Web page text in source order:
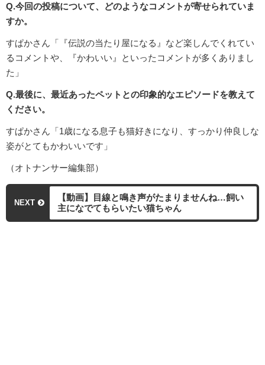
Q.今回の投稿について、どのようなコメントが寄せられていま
すか。
すぱかさん「『伝説の当たり屋になる』など楽しんでくれてい
るコメントや、『かわいい』といったコメントが多くありまし
た」
Q.最後に、最近あったペットとの印象的なエピソードを教えて
ください。
すぱかさん「1歳になる息子も猫好きになり、すっかり仲良しな
姿がとてもかわいいです」
（オトナンサー編集部）
NEXT
【動画】目線と鳴き声がたまりませんね…飼い
主になでてもらいたい猫ちゃん